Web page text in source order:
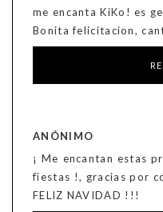
me encanta KiKo! es
Bonita felicitacion,
ANÓNIMO
¡ Me encantan estas
fiestas !, gracias por
FELIZ NAVIDAD !!!